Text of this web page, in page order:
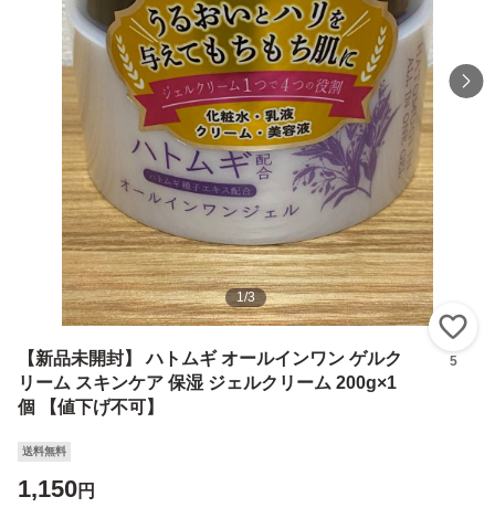
1/3
【新品未開封】 ハトムギ オールインワン ゲルク
リーム スキンケア 保湿 ジェルクリーム 200g×1
個 【値下げ不可】
5
送料無料
1,150円